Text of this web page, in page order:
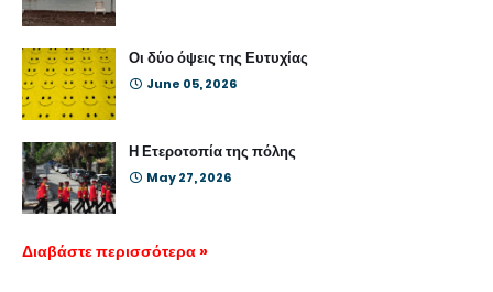
Οι δύο όψεις της Ευτυχίας
June 05, 2026
Η Ετεροτοπία της πόλης
May 27, 2026
Διαβάστε περισσότερα »